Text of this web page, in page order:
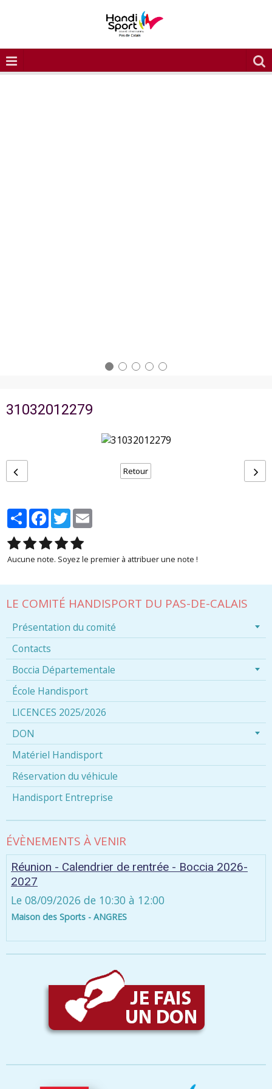
31032012279
Retour
PartagerFacebook
Twitter
Aucune note. Soyez le premier à attribuer une note !
LE COMITÉ HANDISPORT DU PAS-DE-CALAIS
Présentation du comité
Contacts
Boccia Départementale
École Handisport
LICENCES 2025/2026
DON
Matériel Handisport
Réservation du véhicule
Handisport Entreprise
ÉVÈNEMENTS À VENIR
Réunion - Calendrier de rentrée - Boccia 2026-
2027
Le 08/09/2026 de 10:30 à 12:00
Maison des Sports - ANGRES